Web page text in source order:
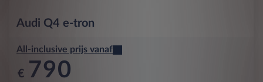
Audi Q4 e-tron
All-inclusive prijs vanaf
€ 790